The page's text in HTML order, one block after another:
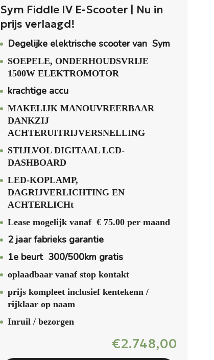
Sym Fiddle IV E-Scooter | Nu in
prijs verlaagd!
Degelijke elektrische scooter van Sym
SOEPELE, ONDERHOUDSVRIJE
1500W ELEKTROMOTOR
krachtige accu
MAKELIJK MANOUVREERBAAR
DANKZIJ
ACHTERUITRIJVERSNELLING
STIJLVOL DIGITAAL LCD-
DASHBOARD
LED-KOPLAMP,
DAGRIJVERLICHTING EN
ACHTERLICHt
Lease mogelijk vanaf € 75.00 per maand
2 jaar fabrieks garantie
1e beurt 300/500km gratis
oplaadbaar vanaf stop kontakt
prijs kompleet inclusief kentekenn /
rijklaar op naam
Inruil / bezorgen
€2.748,00